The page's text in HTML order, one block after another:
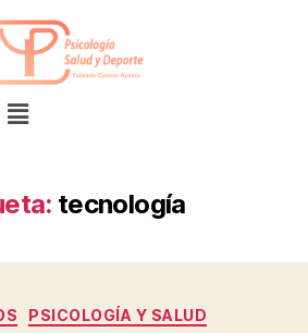
tecnología
PSICOLOGÍA Y SALUD